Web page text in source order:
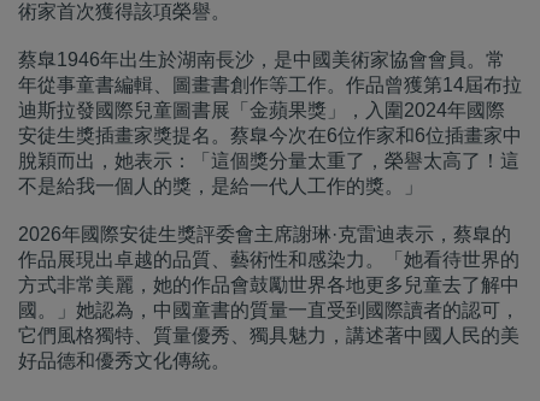
術家首次獲得該項榮譽。
蔡臯1946年出生於湖南長沙，是中國美術家協會會員。常
年從事童書編輯、圖畫書創作等工作。作品曾獲第14屆布拉
迪斯拉發國際兒童圖書展「金蘋果獎」，入圍2024年國際
安徒生獎插畫家獎提名。蔡臯今次在6位作家和6位插畫家中
脫穎而出，她表示：「這個獎分量太重了，榮譽太高了！這
不是給我一個人的獎，是給一代人工作的獎。」
2026年國際安徒生獎評委會主席謝琳·克雷迪表示，蔡臯的
作品展現出卓越的品質、藝術性和感染力。「她看待世界的
方式非常美麗，她的作品會鼓勵世界各地更多兒童去了解中
國。」她認為，中國童書的質量一直受到國際讀者的認可，
它們風格獨特、質量優秀、獨具魅力，講述著中國人民的美
好品德和優秀文化傳統。